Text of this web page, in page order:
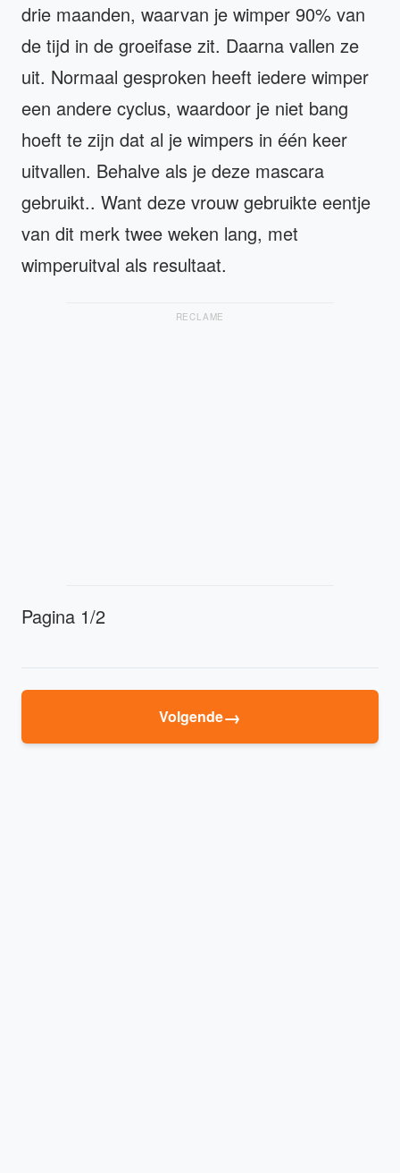
drie maanden, waarvan je wimper 90% van
de tijd in de groeifase zit. Daarna vallen ze
uit. Normaal gesproken heeft iedere wimper
een andere cyclus, waardoor je niet bang
hoeft te zijn dat al je wimpers in één keer
uitvallen. Behalve als je deze mascara
gebruikt.. Want deze vrouw gebruikte eentje
van dit merk twee weken lang, met
wimperuitval als resultaat.
RECLAME
Pagina 1/2
Volgende→